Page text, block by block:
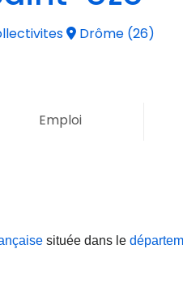
Drôme (26)
Emploi
située dans le